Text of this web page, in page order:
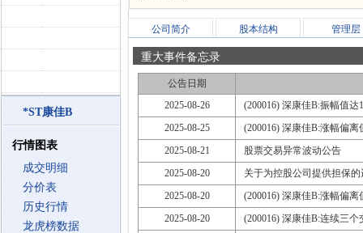
*ST康佳B
行情图表
成交明细
分价表
历史行情
龙虎榜数据
公司简介 股本结构 管理层
重大事件备忘录
公告日期
2025-08-26
(200016) 深康佳B:振幅值达
2025-08-25
(200016) 深康佳B:涨幅偏离
2025-08-21
股票交易异常波动公告
2025-08-20
关于为控股公司提供担保
2025-08-20
(200016) 深康佳B:涨幅偏离
2025-08-20
(200016) 深康佳B:连续三